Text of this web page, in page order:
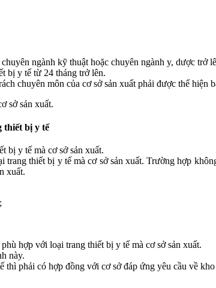
ngành kỹ thuật hoặc chuyên ngành y, dược trở
bị y tế từ 24 tháng trở lên.
chuyên môn của cơ sở sản xuất phải được thể hiện
sở sản xuất.
thiết bị y tế
bị y tế mà cơ sở sản xuất.
thiết bị y tế mà cơ sở sản xuất. Trường hợp
xuất.
hợp với loại trang thiết bị y tế mà cơ sở sản xuất.
này.
phải có hợp đồng với cơ sở đáp ứng yêu cầu về